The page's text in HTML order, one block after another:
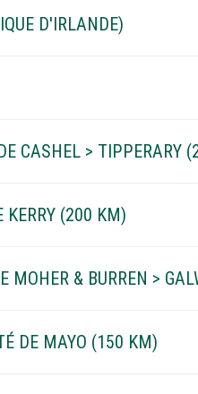
D'IRLANDE)
CASHEL > TIPPERARY
KERRY (200 KM)
MOHER & BURREN >
DE MAYO (150 KM)